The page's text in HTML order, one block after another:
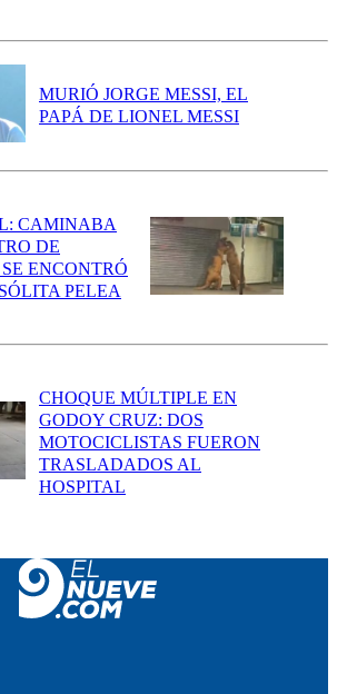
MURIÓ JORGE MESSI, EL
PAPÁ DE LIONEL MESSI
CAMINABA
DE
ENCONTRÓ
PELEA
CHOQUE MÚLTIPLE EN
GODOY CRUZ: DOS
MOTOCICLISTAS FUERON
TRASLADADOS AL
HOSPITAL